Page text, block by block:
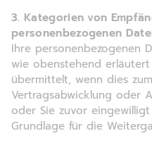
3. Kategorien von
personenbezogenen
Ihre personenbezogenen
wie obenstehend
übermittelt, wenn dies
Vertragsabwicklung oder
oder Sie zuvor
Grundlage für die